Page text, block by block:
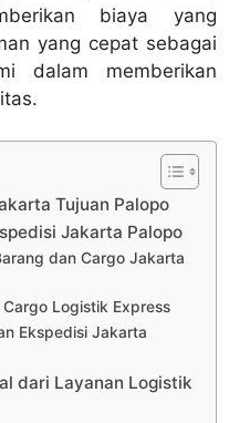
biaya yang
yang cepat sebagai
dalam memberikan
Tujuan Palopo
Jakarta Palopo
dan Cargo Jakarta
Logistik Express
Ekspedisi Jakarta
dari Layanan Logistik